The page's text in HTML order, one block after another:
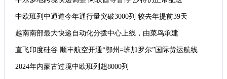
中欧班列中通道今年通行量突破3000列 较去年提前39天
越南南部最大快递自动化分拨中心上线，由菜鸟承建
直飞印度硅谷 顺丰航空开通“鄂州=班加罗尔”国际货运航线
2024年内蒙古过境中欧班列超8000列